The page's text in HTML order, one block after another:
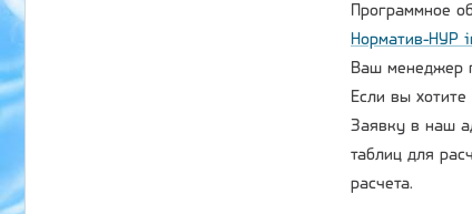
Программное
Норматив-НУР
Ваш менеджер
Если вы хотите
Заявку в наш
таблиц для
расчета.